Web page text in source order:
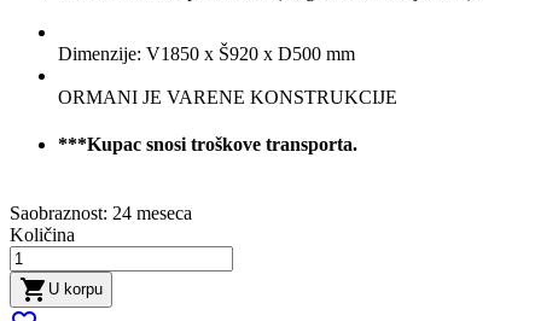
Dimenzije: V1850 x Š920 x D500 mm
ORMANI JE VARENE KONSTRUKCIJE
***Kupac snosi troškove transporta.
Saobraznost: 24 meseca
Količina
 U korpu